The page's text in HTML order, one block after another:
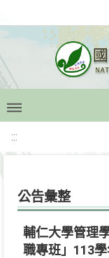
:::
公告彙整
輔仁大學管理
職專班」113